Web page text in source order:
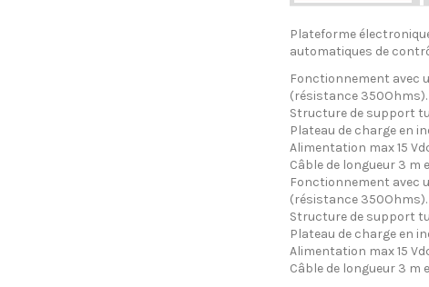
Plateforme
automatiques de
Fonctionnement avec
(résistance 350Ohms).
Structure de support
Plateau de charge en
Alimentation max 15
Câble de longueur 3
Fonctionnement avec
(résistance 350Ohms).
Structure de support
Plateau de charge en
Alimentation max 15
Câble de longueur 3